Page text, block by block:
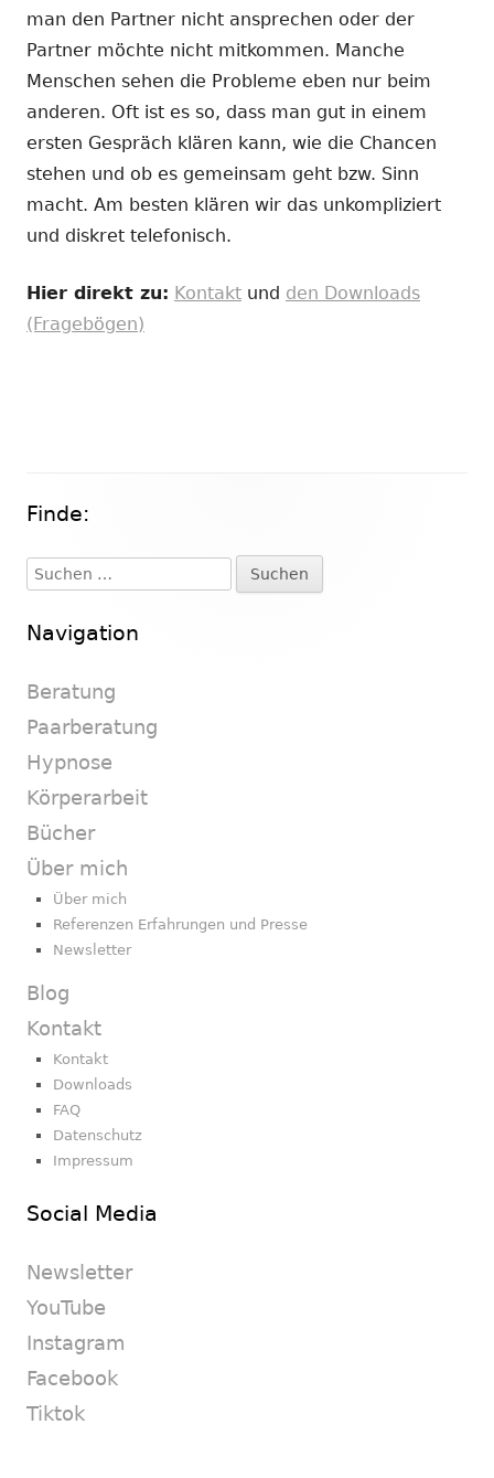
man den Partner nicht ansprechen oder der
Partner möchte nicht mitkommen. Manche
Menschen sehen die Probleme eben nur beim
anderen. Oft ist es so, dass man gut in einem
ersten Gespräch klären kann, wie die Chancen
stehen und ob es gemeinsam geht bzw. Sinn
macht. Am besten klären wir das unkompliziert
und diskret telefonisch.
Hier direkt zu: Kontakt und den Downloads
(Fragebögen)
Haupt-
Seitenleiste
Finde:
Suchen
nach:
Navigation
Beratung
Paarberatung
Hypnose
Körperarbeit
Bücher
Über mich
Über mich
Referenzen Erfahrungen und Presse
Newsletter
Blog
Kontakt
Kontakt
Downloads
FAQ
Datenschutz
Impressum
Social Media
Newsletter
YouTube
Instagram
Facebook
Tiktok